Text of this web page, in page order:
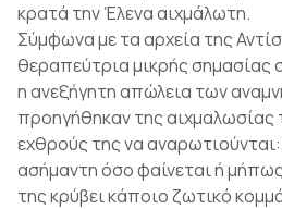
κρατά την Έλενα αιχμάλωτη.
Σύμφωνα με τα αρχεία της
θεραπεύτρια μικρής σημασίας
η ανεξήγητη απώλεια των
προηγήθηκαν της αιχμαλωσίας
εχθρούς της να
ασήμαντη όσο φαίνεται ή
της κρύβει κάποιο ζωτικό